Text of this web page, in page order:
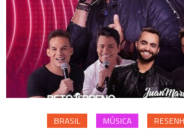
BRASIL MÚSICA